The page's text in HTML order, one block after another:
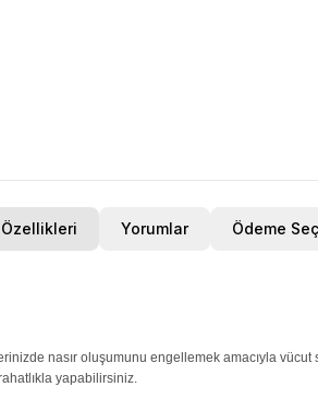
Yorumlar Ödeme
nasır oluşumunu engellemek amacıyla vücut
yapabilirsiniz.